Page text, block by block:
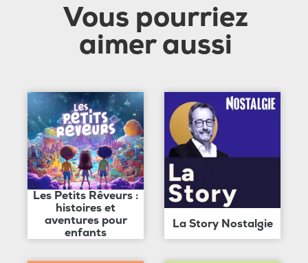
Vous pourriez
aimer aussi
Les Petits Rêveurs :
histoires et
aventures pour
enfants
La Story Nostalgie